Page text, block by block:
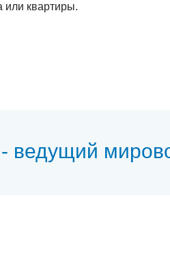
или квартиры.
- ведущий